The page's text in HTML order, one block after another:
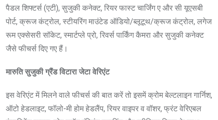
पैडल शिफ्टर्स (एटी), सुजुकी कनेक्ट, रियर फास्ट चार्जिंग ए और सी यूएसबी
पोर्ट, क्रूज कंट्रोल, स्टीयरिंग माउंटेड ऑडियो/ब्लूटूथ/क्रूज कंट्रोल, लगेज
रूम एक्सेसरी सॉकेट, स्मार्टप्ले प्रो, रिवर्स पार्किंग कैमरा और सुजुकी कनेक्ट
जैसे फीचर्स दिए गए हैं।
मारुति सुजुकी ग्रैंड विटारा जेटा वेरिएंट
इस वेरिएंट में मिलने वाले फीचर्स की बात करें तो इसमें क्रोम बेल्टलाइन गार्निश,
ऑटो हेडलाइट, फॉलो-मी होम हेडलैंप, रियर वाइपर व वॉशर, फ्रंट वेरिएबल